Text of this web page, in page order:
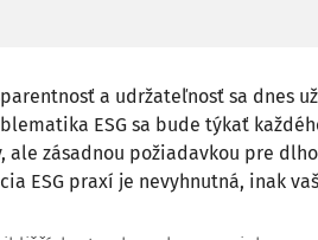
a udržateľnosť sa dnes
ESG sa bude týkať
ale zásadnou požiadavkou pre
ESG praxí je nevyhnutná, inak